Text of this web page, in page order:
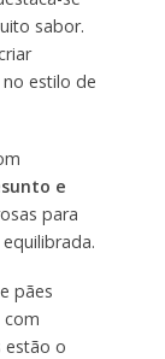
sabor.
estilo de
e
para
pães
com
estão o